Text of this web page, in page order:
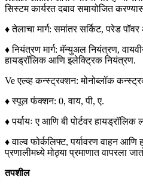
सिस्टम कार्यरत दबाव समायोजित
♦ तेलाचा मार्ग: समांतर सर्किट, परेड
♦ नियंत्रण मार्ग: मॅन्युअल नियंत्रण,
हायड्रॉलिक आणि इलेक्ट्रिक नियंत्रण.
Ve एल्व्ह कन्स्ट्रक्शन: मोनोब्लॉक
♦ स्पूल फंक्शन: 0, वाय, पी, ए.
♦ पर्यायः ए आणि बी पोर्टवर
♦ वाल्व फोर्कलिफ्ट, पर्यावरण वाहन
प्रणालीमध्ये मोठ्या प्रमाणात वापरला
तपशील